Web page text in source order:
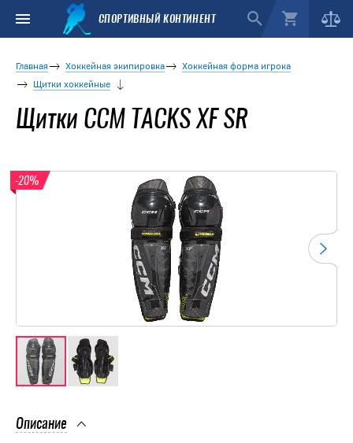
СПОРТИВНЫЙ КОНТИНЕНТ
Главная Хоккейная экипировка
Хоккейная форма игрока
Щитки хоккейные
Щитки CCM TACKS XF SR
-20%
Описание